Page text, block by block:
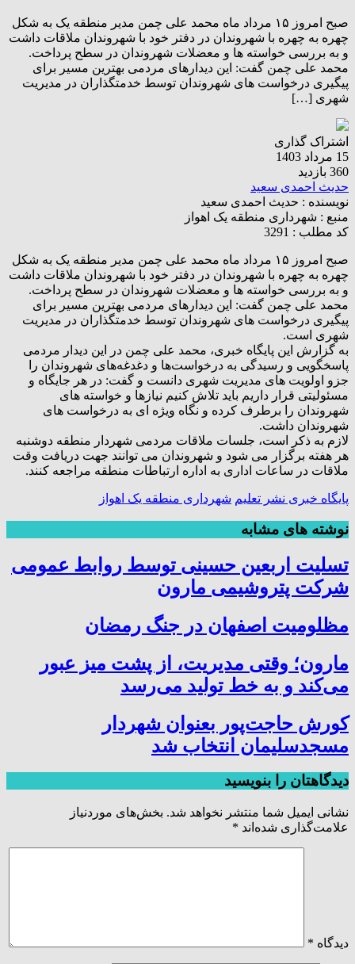
صبح امروز ۱۵ مرداد ماه محمد علی چمن مدیر منطقه یک به شکل
چهره به چهره با شهروندان در دفتر خود با شهروندان ملاقات داشت
و به بررسی خواسته ها و معضلات شهروندان در سطح پرداخت.
محمد علی چمن گفت: این دیدارهای مردمی بهترین مسیر برای
پیگیری درخواست های شهروندان توسط خدمتگذاران در مدیریت
شهری […]
اشتراک گذاری
15 مرداد 1403
360 بازدید
حدیث احمدی سعید
نویسنده : حدیث احمدی سعید
منبع : شهرداری منطقه یک اهواز
کد مطلب : 3291
صبح امروز ۱۵ مرداد ماه محمد علی چمن مدیر منطقه یک به شکل
چهره به چهره با شهروندان در دفتر خود با شهروندان ملاقات داشت
و به بررسی خواسته ها و معضلات شهروندان در سطح پرداخت.
محمد علی چمن گفت: این دیدارهای مردمی بهترین مسیر برای
پیگیری درخواست های شهروندان توسط خدمتگذاران در مدیریت
شهری است.
به گزارش این پایگاه خبری، محمد علی چمن در این دیدار مردمی
پاسخگویی و رسیدگی به درخواست‌ها و دغدغه‌های شهروندان را
جزو اولویت های مدیریت شهری دانست و گفت: در هر جایگاه و
مسئولیتی قرار داریم باید تلاش کنیم نیازها و خواسته های
شهروندان را برطرف کرده و نگاه ویژه ای به درخواست های
شهروندان داشت.
لازم به ذکر است، جلسات ملاقات مردمی شهردار منطقه دوشنبه
هر هفته برگزار می شود و شهروندان می توانند جهت دریافت وقت
ملاقات در ساعات اداری به اداره ارتباطات‌ منطقه مراجعه کنند.
پایگاه خبری نشر تعلیم شهرداری منطقه یک اهواز
نوشته های مشابه
تسلیت اربعین حسینی توسط روابط عمومی
شرکت پتروشیمی مارون
مظلومیت اصفهان در جنگ رمضان
مارون؛ وقتی مدیریت، از پشت میز عبور
می‌کند و به خط تولید می‌رسد
کورش حاجت‌پور بعنوان شهردار
مسجدسلیمان انتخاب شد
دیدگاهتان را بنویسید
نشانی ایمیل شما منتشر نخواهد شد. بخش‌های موردنیاز
علامت‌گذاری شده‌اند *
دیدگاه *